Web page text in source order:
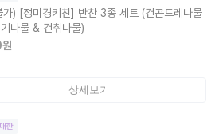
가) [정미경키친] 반찬 3종 세트 (건곤드레나물
나물 & 건취나물)
원
상세보기
한